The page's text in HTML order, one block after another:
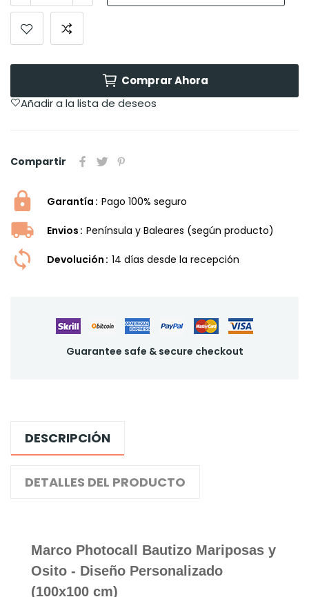
Comprar Ahora
Añadir a la lista de deseos
Compartir
Garantía Pago 100% seguro
Envios Península y Baleares (según producto)
Devolución 14 dí­as desde la recepción
Guarantee safe & secure checkout
DESCRIPCIÓN
DETALLES DEL PRODUCTO
Marco Photocall Bautizo Mariposas y
Osito - Diseño Personalizado
(100x100 cm)